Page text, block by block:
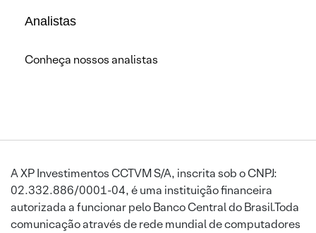
Analistas
Conheça nossos analistas
A XP Investimentos CCTVM S/A, inscrita sob o CNPJ:
02.332.886/0001-04, é uma instituição financeira
autorizada a funcionar pelo Banco Central do Brasil.Toda
comunicação através de rede mundial de computadores